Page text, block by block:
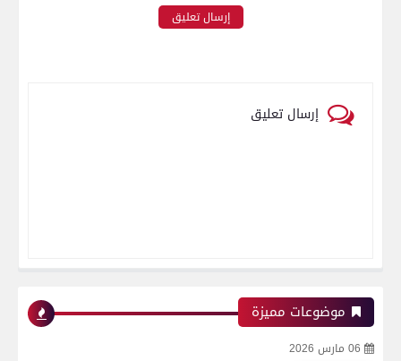
إرسال تعليق
إرسال تعليق
موضوعات مميزة
06 مارس 2026